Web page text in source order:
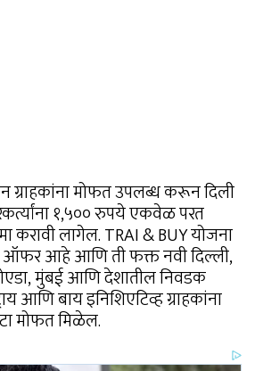
ग्राहकांना मोफत उपलब्ध करून दिली
१,५०० रुपये एकवेळ परत
करावी लागेल. TRAI & BUY योजना
ऑफर आहे आणि ती फक्त नवी दिल्ली,
मुंबई आणि देशातील निवडक
आणि बाय इनिशिएटिव्ह ग्राहकांना
मोफत मिळेल.